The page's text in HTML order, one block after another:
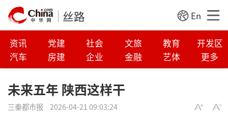
丝路 En
资讯 党建 社会 文旅 教育
开发区
汽车
房建 企业 金融 艺体 更多
未来五年 陕西这样干
三秦都市报 2026-04-21 09:03:24